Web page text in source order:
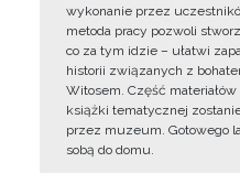
wykonanie przez
metoda pracy pozwoli
co za tym idzie – ułatwi
historii związanych z
Witosem. Część
książki tematycznej
przez muzeum. Gotowego
sobą do domu.